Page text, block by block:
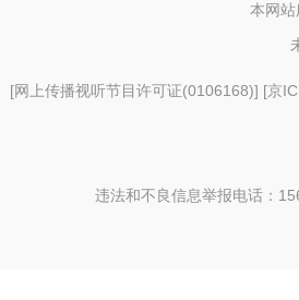
本网
[网上传播视听节目许可证(0106168)] [京
违法和不良信息举报电话：